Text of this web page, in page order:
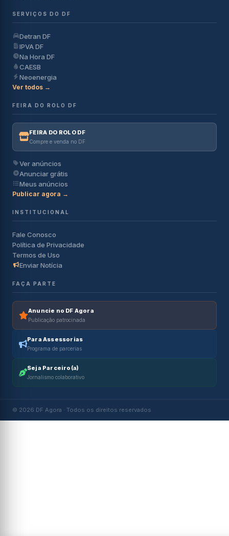
SERVIÇOS DO DF
Detran DF
IPVA DF
Na Hora DF
CAESB
Neoenergia
Ver todos →
FEIRA DO ROLO DF
FEIRA DO ROLO DF
Compre e venda no DF
Ver anúncios
Anunciar grátis
Meus anúncios
Publicar agora →
INSTITUCIONAL
Fale Conosco
Política de Privacidade
Termos de Uso
Enviar Notícia
FAÇA PARTE
Anuncie no DF Agora
Publicação patrocinada
Para Assessorias
Programa de parcerias
Seja Parceiro(a)
Jornalismo colaborativo
© 2026 DF Agora · Todos os direitos reservados